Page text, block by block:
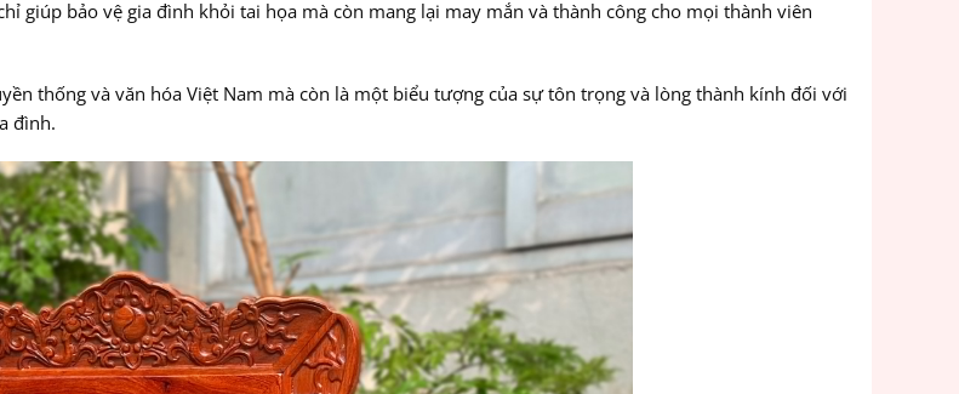
giúp bảo vệ gia đình khỏi tai họa mà còn mang lại may mắn và thành công cho mọi thành viên
thống và văn hóa Việt Nam mà còn là một biểu tượng của sự tôn trọng và lòng thành kính đối với
đình.